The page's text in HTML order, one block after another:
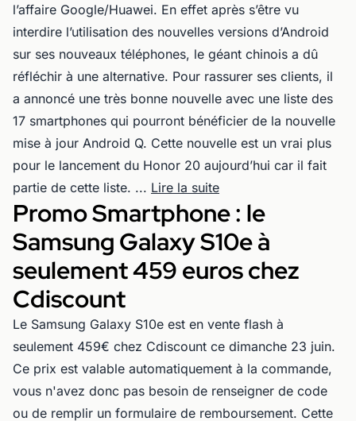
l’affaire Google/Huawei. En effet après s’être vu
interdire l’utilisation des nouvelles versions d’Android
sur ses nouveaux téléphones, le géant chinois a dû
réfléchir à une alternative. Pour rassurer ses clients, il
a annoncé une très bonne nouvelle avec une liste des
17 smartphones qui pourront bénéficier de la nouvelle
mise à jour Android Q. Cette nouvelle est un vrai plus
pour le lancement du Honor 20 aujourd’hui car il fait
partie de cette liste. ... Lire la suite
Promo Smartphone : le
Samsung Galaxy S10e à
seulement 459 euros chez
Cdiscount
Le Samsung Galaxy S10e est en vente flash à
seulement 459€ chez Cdiscount ce dimanche 23 juin.
Ce prix est valable automatiquement à la commande,
vous n'avez donc pas besoin de renseigner de code
ou de remplir un formulaire de remboursement. Cette